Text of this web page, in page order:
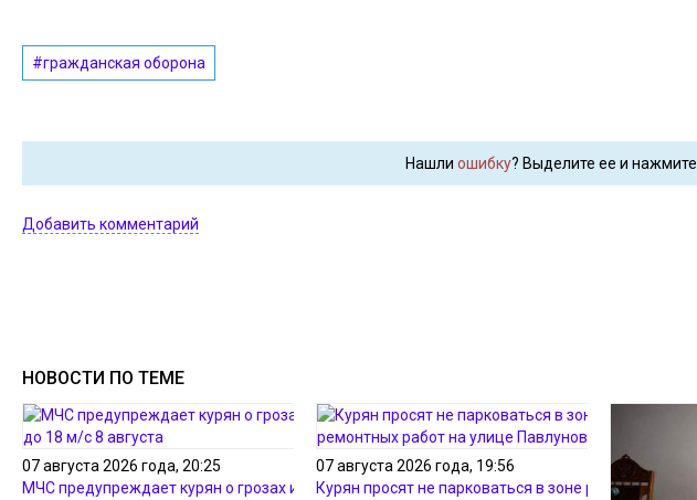
#гражданская оборона
Нашли ошибку? Выделите ее и нажмите
Добавить комментарий
НОВОСТИ ПО ТЕМЕ
07 августа 2026 года, 20:25
МЧС предупреждает курян о грозах и ветре до
07 августа 2026 года, 19:56
Курян просят не парковаться в зоне ремонтных